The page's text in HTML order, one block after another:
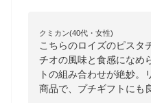
クミカン(40代・女性)
こちらのロイズのピスタ
チオの風味と食感になめ
トの組み合わせが絶妙。
商品で、プチギフトにも